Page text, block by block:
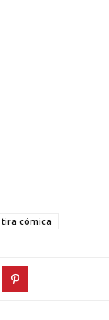
tira cómica